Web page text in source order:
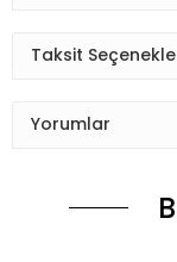
Taksit
Yorumlar